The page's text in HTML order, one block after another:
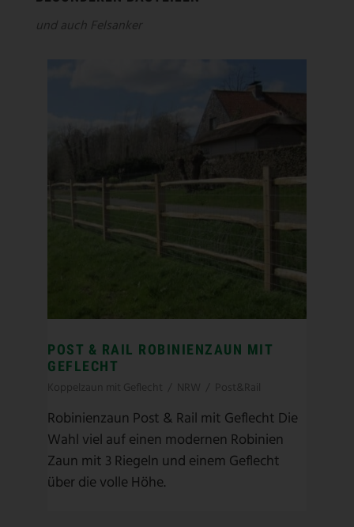
und auch Felsanker
POST & RAIL ROBINIENZAUN MIT
GEFLECHT
Koppelzaun mit Geflecht NRW Post&Rail
Robinienzaun Post & Rail mit Geflecht Die
Wahl viel auf einen modernen Robinien
Zaun mit 3 Riegeln und einem Geflecht
über die volle Höhe.